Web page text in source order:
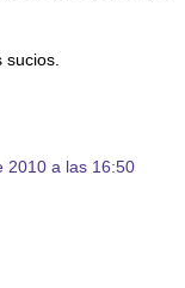
sucios.
2010 a las 16:50